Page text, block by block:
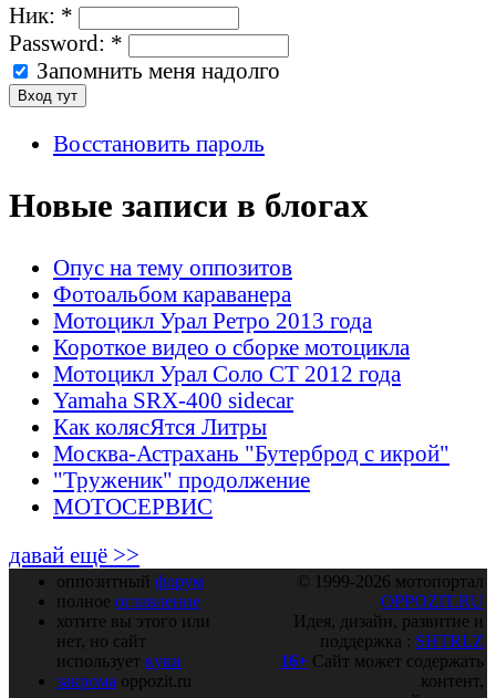
Ник: *
Password: *
Запомнить меня надолго
Восстановить пароль
Новые записи в блогах
Опус на тему оппозитов
Фотоальбом караванера
Мотоцикл Урал Ретро 2013 года
Короткое видео о сборке мотоцикла
Мотоцикл Урал Соло СТ 2012 года
Yamaha SRX-400 sidecar
Как колясЯтся Литры
Москва-Астрахань "Бутерброд с икрой"
"Труженик" продолжение
МОТОСЕРВИС
давай ещё >>
оппозитный форум
полное оглавление
хотите вы этого или
нет, но сайт
использует куки
закрома oppozit.ru
© 1999-2026 мотопортал
OPPOZIT.RU
Идея, дизайн, развитие и
поддержка : SHTRLZ
16+ Сайт может содержать
контент,